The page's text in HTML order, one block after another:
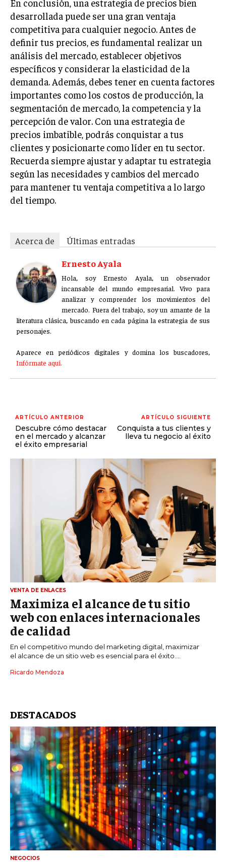
ÉTICA EMPRESARIAL Y RESPONSABILIDAD
SOCIAL
BLOG
Acerca de Últimas entradas
Ernesto Ayala
Hola, soy Ernesto Ayala, un observador incansable
del mundo empresarial. Vivo para analizar y
comprender los movimientos del mercado. Fuera
del trabajo, soy un amante de la literatura clásica,
buscando en cada página la estrategia de sus personajes.
Aparece en periódicos digitales y domina los buscadores,
Infórmate aquí.
En conclusión, una estrategia de precios bien
desarrollada puede ser una gran ventaja
competitiva para cualquier negocio. Antes de
definir tus precios, es fundamental realizar un
análisis del mercado, establecer objetivos
específicos y considerar la elasticidad de la
demanda. Además, debes tener en cuenta factores
importantes como los costos de producción, la
segmentación de mercado, la competencia y la
percepción de valor. Con una estrategia de
precios imbatible, podrás conquistar a tus
clientes y posicionarte como líder en tu sector.
Recuerda siempre ajustar y adaptar tu estrategia
según las necesidades y cambios del mercado
para mantener tu ventaja competitiva a lo largo
del tiempo.
Acerca de
Últimas entradas
Ernesto Ayala
Hola, soy Ernesto Ayala, un observador
incansable del mundo empresarial. Vivo para
analizar y comprender los movimientos del
mercado. Fuera del trabajo, soy un amante de la
literatura clásica, buscando en cada página la estrategia de sus
personajes.
Aparece en periódicos digitales y domina los buscadores,
Infórmate aquí.
ARTÍCULO ANTERIOR
Descubre cómo destacar
en el mercado y alcanzar
el éxito empresarial
ARTÍCULO SIGUIENTE
Conquista a tus clientes y
lleva tu negocio al éxito
VENTA DE ENLACES
Maximiza el alcance de tu sitio
web con enlaces internacionales
de calidad
En el competitivo mundo del marketing digital, maximizar
el alcance de un sitio web es esencial para el éxito....
Ricardo Mendoza
DESTACADOS
NEGOCIOS